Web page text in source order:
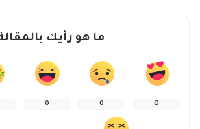
ما هو رأيك
0
0
0